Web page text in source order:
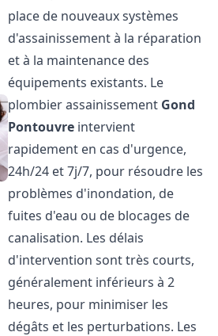
place de nouveaux systèmes
d'assainissement à la réparation
et à la maintenance des
équipements existants. Le
plombier assainissement Gond
Pontouvre intervient
rapidement en cas d'urgence,
24h/24 et 7j/7, pour résoudre les
problèmes d'inondation, de
fuites d'eau ou de blocages de
canalisation. Les délais
d'intervention sont très courts,
généralement inférieurs à 2
heures, pour minimiser les
dégâts et les perturbations. Les